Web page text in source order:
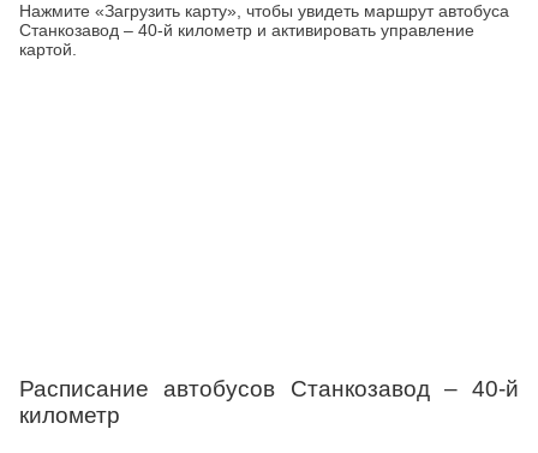
Нажмите «Загрузить карту», чтобы увидеть маршрут автобуса
Станкозавод – 40-й километр и активировать управление
картой.
Расписание автобусов Станкозавод – 40-й
километр